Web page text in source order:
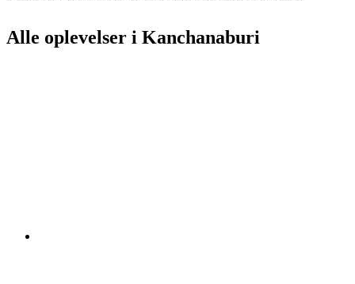
Alle oplevelser i Kanchanaburi